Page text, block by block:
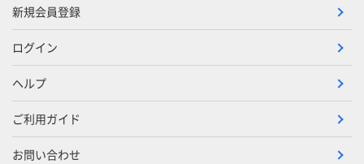
新規会員登録
ログイン
ヘルプ
ご利用ガイド
お問い合わせ